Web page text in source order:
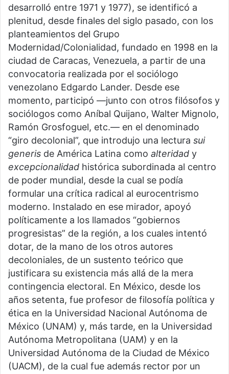
desarrolló entre 1971 y 1977), se identificó a
plenitud, desde finales del siglo pasado, con los
planteamientos del Grupo
Modernidad/Colonialidad, fundado en 1998 en la
ciudad de Caracas, Venezuela, a partir de una
convocatoria realizada por el sociólogo
venezolano Edgardo Lander. Desde ese
momento, participó —junto con otros filósofos y
sociólogos como Aníbal Quijano, Walter Mignolo,
Ramón Grosfoguel, etc.— en el denominado
“giro decolonial”, que introdujo una lectura sui
generis de América Latina como alteridad y
excepcionalidad histórica subordinada al centro
de poder mundial, desde la cual se podía
formular una crítica radical al eurocentrismo
moderno. Instalado en ese mirador, apoyó
políticamente a los llamados “gobiernos
progresistas” de la región, a los cuales intentó
dotar, de la mano de los otros autores
decoloniales, de un sustento teórico que
justificara su existencia más allá de la mera
contingencia electoral. En México, desde los
años setenta, fue profesor de filosofía política y
ética en la Universidad Nacional Autónoma de
México (UNAM) y, más tarde, en la Universidad
Autónoma Metropolitana (UAM) y en la
Universidad Autónoma de la Ciudad de México
(UACM), de la cual fue además rector por un